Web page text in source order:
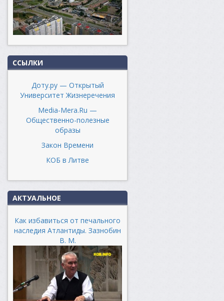
ССЫЛКИ
Доту.ру — Открытый
Университет Жизнеречения
Media-Mera.Ru —
Общественно-полезные
образы
Закон Времени
КОБ в Литве
АКТУАЛЬНОЕ
Как избавиться от печального
наследия Атлантиды. Зазнобин
В. М.